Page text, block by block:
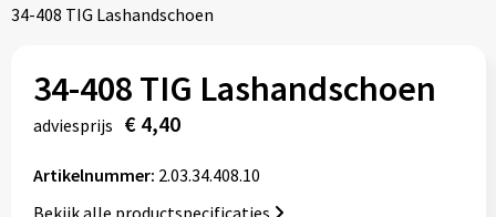
Kinderkleding
34-408 TIG Lashandschoen
34-408 TIG Lashandschoen
adviesprijs € 4,40
Artikelnummer: 2.03.34.408.10
Bekijk alle productspecificaties